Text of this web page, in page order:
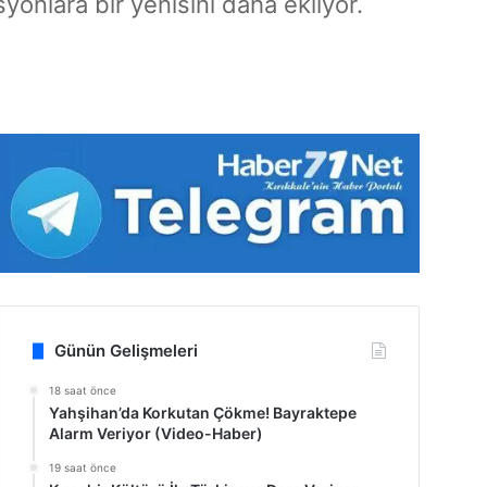
Günün Gelişmeleri
18 saat önce
Yahşihan’da Korkutan Çökme! Bayraktepe
Alarm Veriyor (Video-Haber)
19 saat önce